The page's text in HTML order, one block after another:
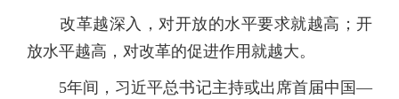
改革越深入，对开放的水平要求就越高；开
放水平越高，对改革的促进作用就越大。
5年间，习近平总书记主持或出席首届中国—